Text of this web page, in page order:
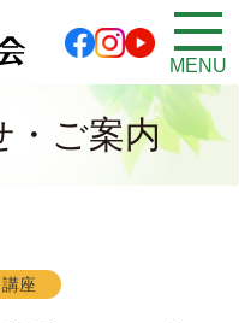
MENU
・ご案内
座